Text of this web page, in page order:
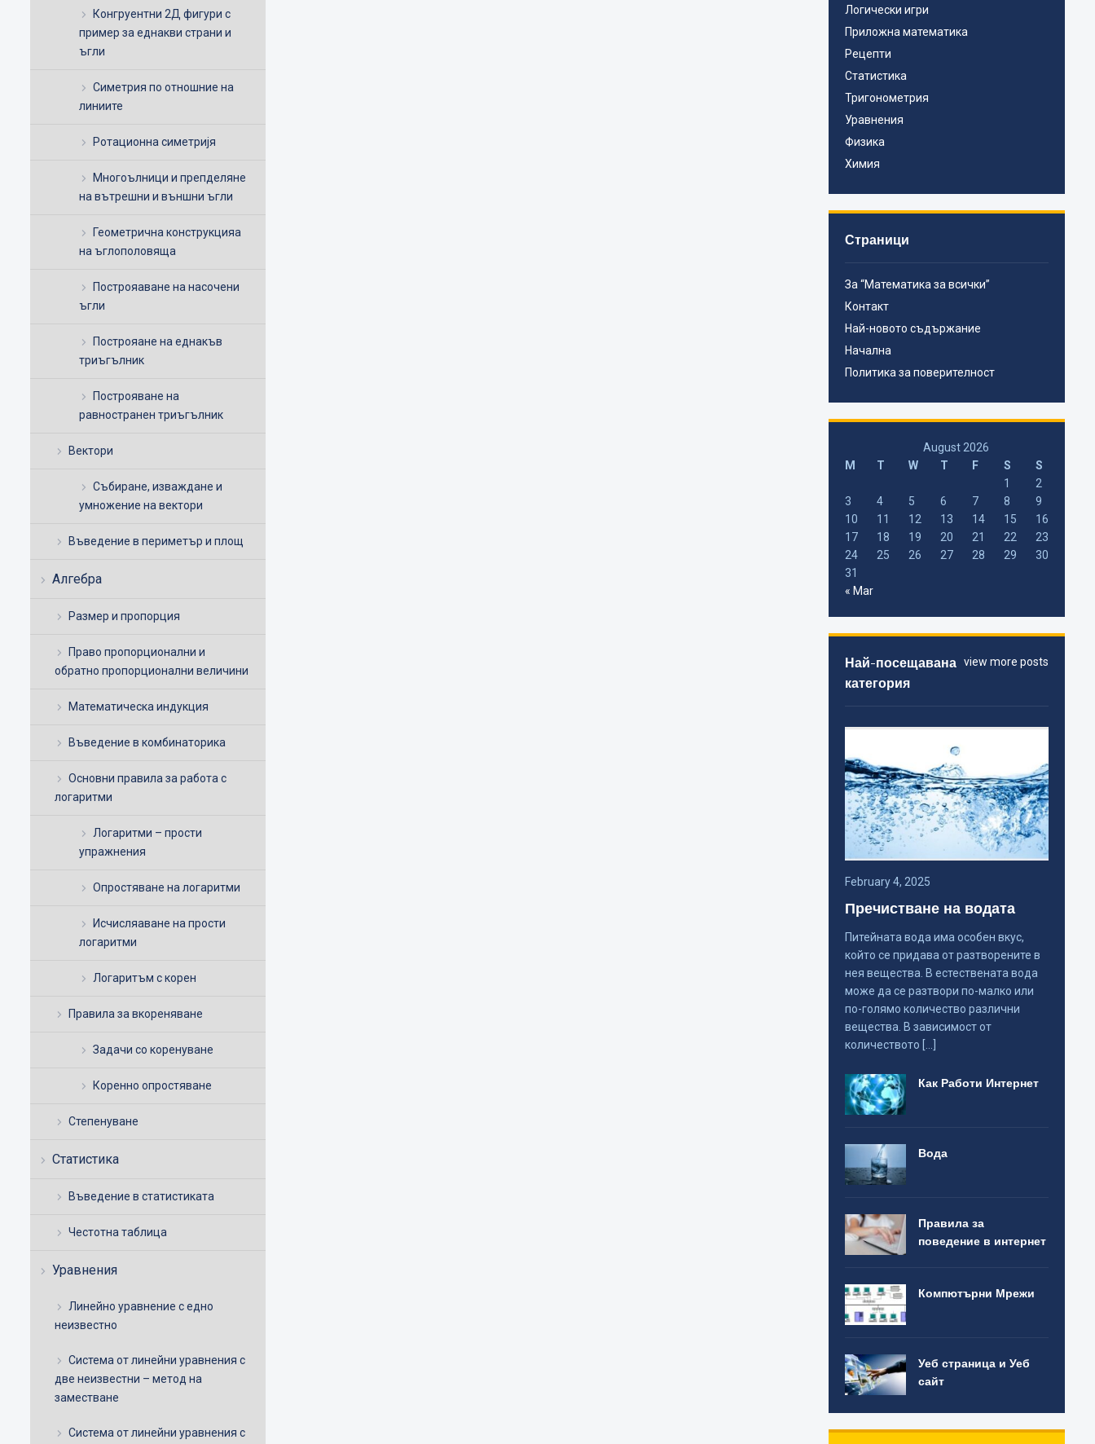
Конгруентни 2Д фигури с
пример за еднакви страни и
ъгли
Симетрия по отношние на
линиите
Ротационна симетријя
Многоълници и препделяне
на вътрешни и външни ъгли
Геометрична конструкцияа
на ъглополовяща
Построяаване на насочени
ъгли
Построяане на еднакъв
триъгълник
Построяване на
равностранен триъгълник
Вектори
Събиране, изваждане и
умножение на вектори
Въведение в периметър и площ
Алгебра
Размер и пропорция
Право пропорционални и
обратно пропорционални величини
Математическа индукция
Въведение в комбинаторика
Основни правила за работа с
логаритми
Логаритми – прости
упражнения
Опростяване на логаритми
Исчисляаване на прости
логаритми
Логаритъм с корен
Правила за вкореняване
Задачи со коренуване
Коренно опростяване
Степенуване
Статистика
Въведение в статистиката
Честотна таблица
Уравнения
Линейно уравнение с едно
неизвестно
Система от линейни уравнения с
две неизвестни – метод на
заместване
Система от линейни уравнения с
Логически игри
Приложна математика
Рецепти
Статистика
Тригонометрия
Уравнения
Физика
Химия
Страници
За “Математика за всички”
Контакт
Най-новото съдържание
Начална
Политика за поверителност
August 2026
M
T W T F S
S
1
2
3
4 5 6 7 8
9
10
11 12 13 14 15
16
17
18 19 20 21 22
23
24
25 26 27 28 29
30
31
« Mar
view more posts
Най-посещавана
категория
February 4, 2025
Пречистване на водата
Питейната вода има особен вкус,
който се придава от разтворените в
нея вещества. В естествената вода
може да се разтвори по-малко или
по-голямо количество различни
вещества. В зависимост от
количеството […]
Как Работи Интернет
Вода
Правила за
поведение в интернет
Компютърни Мрежи
Уеб страница и Уеб
сайт